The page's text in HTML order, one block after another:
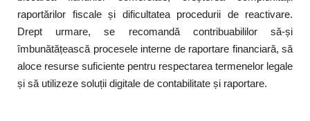
raportărilor fiscale și dificultatea procedurii de reactivare.
Drept urmare, se recomandă contribuabililor să-și
îmbunătățească procesele interne de raportare financiară, să
aloce resurse suficiente pentru respectarea termenelor legale
și să utilizeze soluții digitale de contabilitate și raportare.